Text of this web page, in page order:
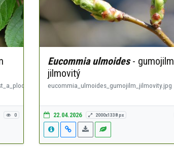
0
Eucommia ulmoides- gumojilm
jilmovitý
eucommia_ulmoides_gumojilm_jilmovity.jpg
22.04.2026 2000x1338 px